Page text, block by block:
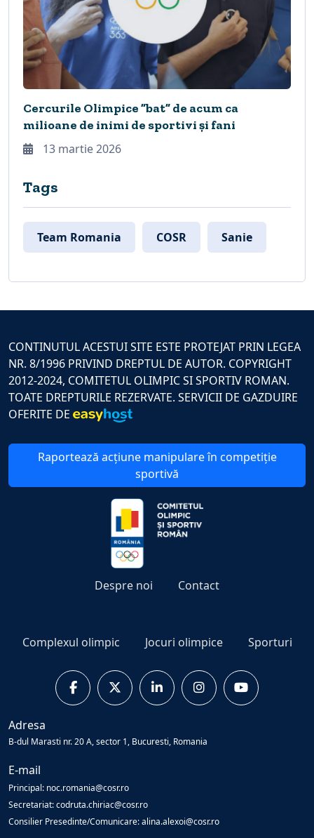
Cercurile Olimpice ”bat” de acum ca
milioane de inimi de sportivi și fani
13 martie 2026
Tags
Team Romania COSR Sanie
CONTINUTUL ACESTUI SITE ESTE PROTEJAT PRIN LEGEA
NR. 8/1996 PRIVIND DREPTUL DE AUTOR. COPYRIGHT
2012-2024, COMITETUL OLIMPIC SI SPORTIV ROMAN.
TOATE DREPTURILE REZERVATE. SERVICII DE GAZDUIRE
OFERITE DE
Raportează acțiune manipulare în competiție
sportivă
Despre noi Contact
Complexul olimpic Jocuri olimpice Sporturi
Adresa
B-dul Marasti nr. 20 A, sector 1, Bucuresti, Romania
E-mail
Principal: noc.romania@cosr.ro
Secretariat: codruta.chiriac@cosr.ro
Consilier Presedinte/Comunicare: alina.alexoi@cosr.ro